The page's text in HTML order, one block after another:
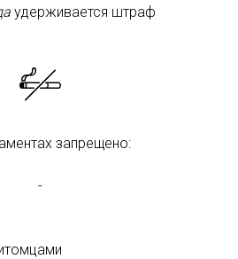
удерживается штраф
запрещено:
-